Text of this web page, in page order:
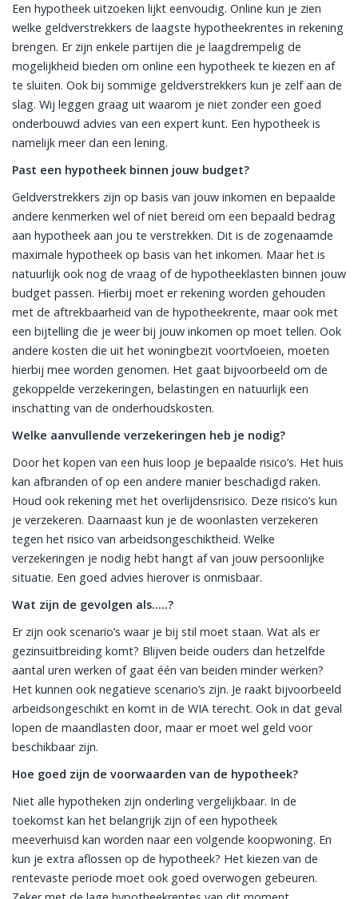
Een hypotheek uitzoeken lijkt eenvoudig. Online kun je zien
welke geldverstrekkers de laagste hypotheekrentes in rekening
brengen. Er zijn enkele partijen die je laagdrempelig de
mogelijkheid bieden om online een hypotheek te kiezen en af
te sluiten. Ook bij sommige geldverstrekkers kun je zelf aan de
slag. Wij leggen graag uit waarom je niet zonder een goed
onderbouwd advies van een expert kunt. Een hypotheek is
namelijk meer dan een lening.
Past een hypotheek binnen jouw budget?
Geldverstrekkers zijn op basis van jouw inkomen en bepaalde
andere kenmerken wel of niet bereid om een bepaald bedrag
aan hypotheek aan jou te verstrekken. Dit is de zogenaamde
maximale hypotheek op basis van het inkomen. Maar het is
natuurlijk ook nog de vraag of de hypotheeklasten binnen jouw
budget passen. Hierbij moet er rekening worden gehouden
met de aftrekbaarheid van de hypotheekrente, maar ook met
een bijtelling die je weer bij jouw inkomen op moet tellen. Ook
andere kosten die uit het woningbezit voortvloeien, moeten
hierbij mee worden genomen. Het gaat bijvoorbeeld om de
gekoppelde verzekeringen, belastingen en natuurlijk een
inschatting van de onderhoudskosten.
Welke aanvullende verzekeringen heb je nodig?
Door het kopen van een huis loop je bepaalde risico’s. Het huis
kan afbranden of op een andere manier beschadigd raken.
Houd ook rekening met het overlijdensrisico. Deze risico’s kun
je verzekeren. Daarnaast kun je de woonlasten verzekeren
tegen het risico van arbeidsongeschiktheid. Welke
verzekeringen je nodig hebt hangt af van jouw persoonlijke
situatie. Een goed advies hierover is onmisbaar.
Wat zijn de gevolgen als…..?
Er zijn ook scenario’s waar je bij stil moet staan. Wat als er
gezinsuitbreiding komt? Blijven beide ouders dan hetzelfde
aantal uren werken of gaat één van beiden minder werken?
Het kunnen ook negatieve scenario’s zijn. Je raakt bijvoorbeeld
arbeidsongeschikt en komt in de WIA terecht. Ook in dat geval
lopen de maandlasten door, maar er moet wel geld voor
beschikbaar zijn.
Hoe goed zijn de voorwaarden van de hypotheek?
Niet alle hypotheken zijn onderling vergelijkbaar. In de
toekomst kan het belangrijk zijn of een hypotheek
meeverhuisd kan worden naar een volgende koopwoning. En
kun je extra aflossen op de hypotheek? Het kiezen van de
rentevaste periode moet ook goed overwogen gebeuren.